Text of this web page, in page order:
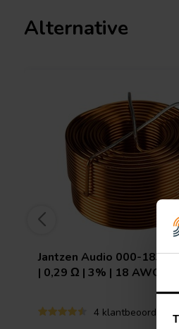
Alternative
Jantzen Audio 000-1837 |
| 0,29 Ω | 3% | 18 AWG
4